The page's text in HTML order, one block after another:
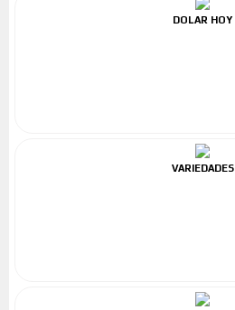
DOLAR HOY
VARIEDADES